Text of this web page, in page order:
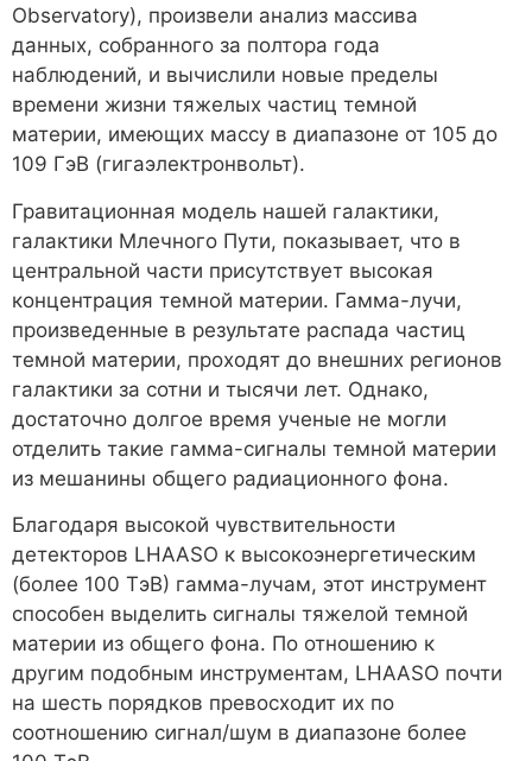
Observatory), произвели анализ массива
данных, собранного за полтора года
наблюдений, и вычислили новые пределы
времени жизни тяжелых частиц темной
материи, имеющих массу в диапазоне от 105 до
109 ГэВ (гигаэлектронвольт).
Гравитационная модель нашей галактики,
галактики Млечного Пути, показывает, что в
центральной части присутствует высокая
концентрация темной материи. Гамма-лучи,
произведенные в результате распада частиц
темной материи, проходят до внешних регионов
галактики за сотни и тысячи лет. Однако,
достаточно долгое время ученые не могли
отделить такие гамма-сигналы темной материи
из мешанины общего радиационного фона.
Благодаря высокой чувствительности
детекторов LHAASO к высокоэнергетическим
(более 100 ТэВ) гамма-лучам, этот инструмент
способен выделить сигналы тяжелой темной
материи из общего фона. По отношению к
другим подобным инструментам, LHAASO почти
на шесть порядков превосходит их по
соотношению сигнал/шум в диапазоне более